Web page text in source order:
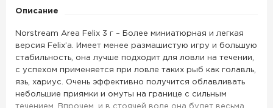
цв.
S10
Описание
Norstream Area Felix 3 г – Более миниатюрная и легкая
версия Felix’a. Имеет менее размашистую игру и большую
стабильность, она лучше подходит для ловли на течении,
с успехом применяется при ловле таких рыб как голавль,
язь, хариус. Очень эффективно получится облавливать
небольшие приямки и омуты на границе с сильным